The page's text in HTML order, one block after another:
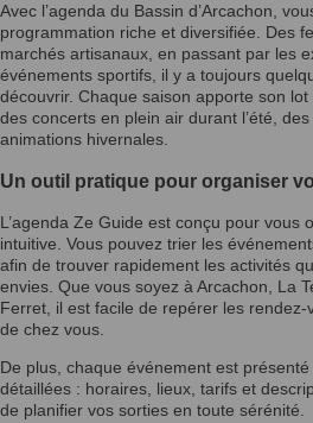
Avec l’agenda du Bassin d’Arcachon,
programmation riche et diversifiée. Des
marchés artisanaux, en passant par les
événements sportifs, il y a toujours
découvrir. Chaque saison apporte son lot
des concerts en plein air durant l’été,
animations hivernales.
Un outil pratique pour organiser
L’agenda Ze Guide est conçu pour vous
intuitive. Vous pouvez trier les
afin de trouver rapidement les activités
envies. Que vous soyez à Arcachon, La
Ferret, il est facile de repérer les
de chez vous.
De plus, chaque événement est
détaillées : horaires, lieux, tarifs et
de planifier vos sorties en toute sérénité.